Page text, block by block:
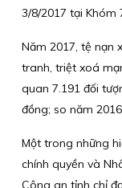
3/8/2017 tại Khóm
Năm 2017, tệ nạn
tranh, triệt xoá
quan 7.191 đối
đồng; so năm
Một trong những
chính quyền và
Công an tỉnh chỉ